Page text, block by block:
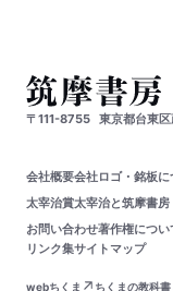
〒111-8755 東京都台東
会社概要会社ロゴ・銘板に
太宰治賞太宰治と筑摩書房
お問い合わせ著作権につい
リンク集サイトマップ
webちくま ちくまの教科書